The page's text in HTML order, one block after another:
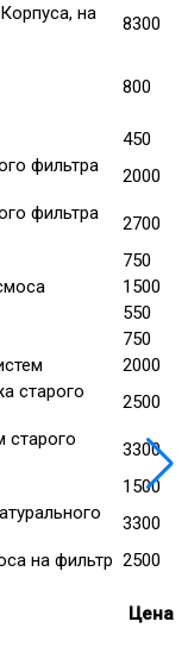
на
8300
800
450
фильтра
2000
фильтра
2700
750
1500
550
750
2000
старого
2500
старого
3300
1500
3300
на фильтр 2500
Цена